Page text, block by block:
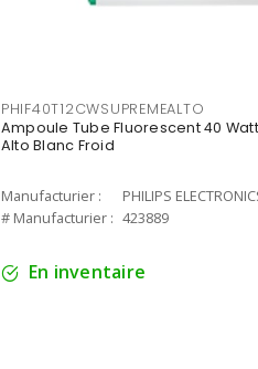
PHIF40T12CWSUPREMEALTO
Ampoule Tube Fluorescent 40
Alto Blanc Froid
Manufacturier :
PHILIPS
# Manufacturier : 423889
En inventaire